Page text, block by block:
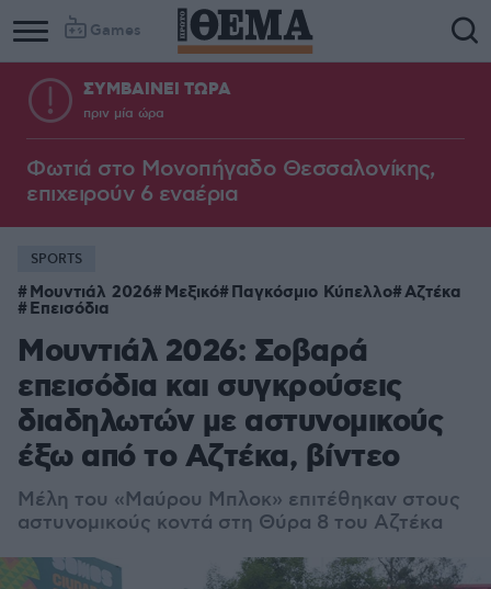
Games
ΣΥΜΒΑΙΝΕΙ ΤΩΡΑ
πριν μία ώρα
Φωτιά στο Μονοπήγαδο Θεσσαλονίκης,
επιχειρούν 6 εναέρια
SPORTS
Μουντιάλ 2026 Μεξικό Παγκόσμιο Κύπελλο Αζτέκα
Επεισόδια
Μουντιάλ 2026: Σοβαρά
επεισόδια και συγκρούσεις
διαδηλωτών με αστυνομικούς
έξω από το Αζτέκα, βίντεο
Μέλη του «Μαύρου Μπλοκ» επιτέθηκαν στους
αστυνομικούς κοντά στη Θύρα 8 του Αζτέκα